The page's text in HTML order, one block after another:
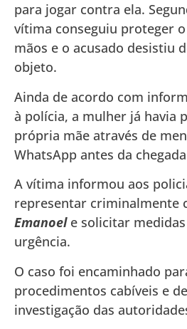
para jogar contra ela.
vítima conseguiu proteger
mãos e o acusado desistiu
objeto.
Ainda de acordo com
à polícia, a mulher já havia
própria mãe através de
WhatsApp antes da
A vítima informou aos
representar criminalmente
Emanoel e solicitar
urgência.
O caso foi encaminhado
procedimentos cabíveis e
investigação das